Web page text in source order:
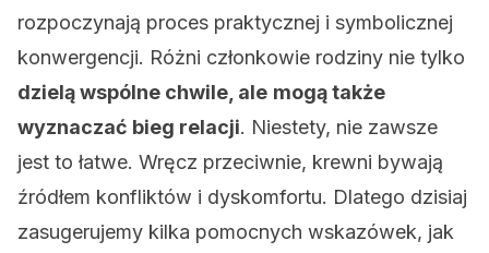
rozpoczynają proces praktycznej i symbolicznej
konwergencji. Różni członkowie rodziny nie tylko
dzielą wspólne chwile, ale mogą także
wyznaczać bieg relacji. Niestety, nie zawsze
jest to łatwe. Wręcz przeciwnie, krewni bywają
źródłem konfliktów i dyskomfortu. Dlatego dzisiaj
zasugerujemy kilka pomocnych wskazówek, jak